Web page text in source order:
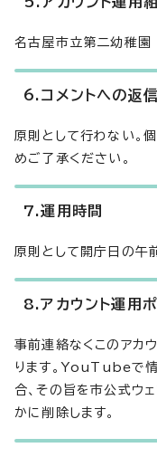
名古屋市立第二幼稚園
6.コメントへの返信
原則として行わない。
めご了承ください。
7.運用時間
原則として開庁日の
8.アカウント運用
事前連絡なくこのアカ
ります。YouTubeで
合、その旨を市公式ウ
かに削除します。